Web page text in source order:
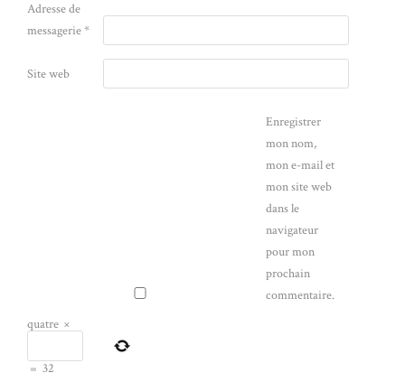
Adresse de
messagerie*
Site web
Enregistrer
mon nom,
mon e-mail et
mon site web
dans le
navigateur
pour mon
prochain
commentaire.
quatre ×
= 32